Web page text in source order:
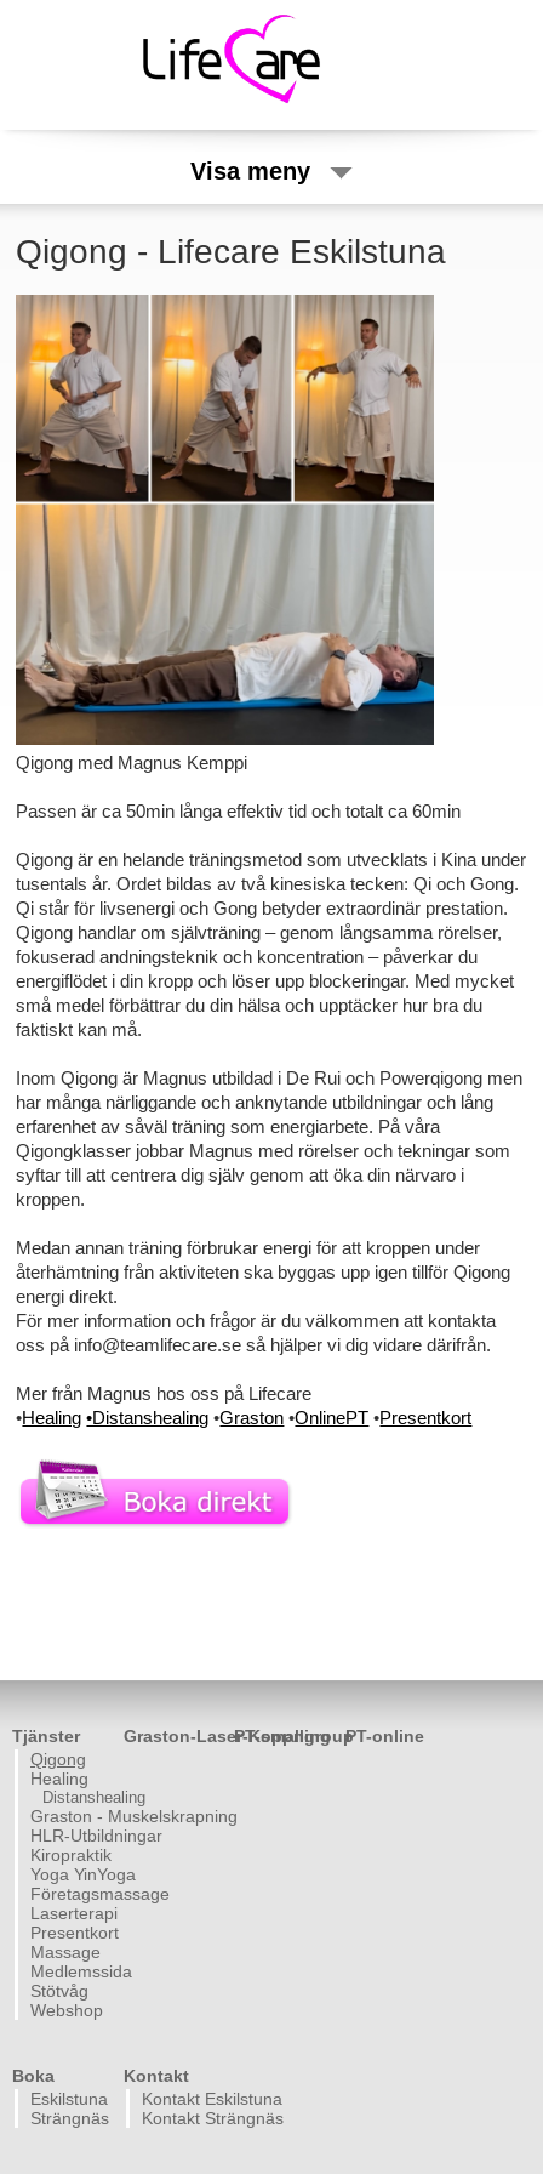
Visa meny
Qigong - Lifecare Eskilstuna
Qigong med Magnus Kemppi
Passen är ca 50min långa effektiv tid och totalt ca 60min
Qigong är en helande träningsmetod som utvecklats i Kina under
tusentals år. Ordet bildas av två kinesiska tecken: Qi och Gong.
Qi står för livsenergi och Gong betyder extraordinär prestation.
Qigong handlar om självträning – genom långsamma rörelser,
fokuserad andningsteknik och koncentration – påverkar du
energiflödet i din kropp och löser upp blockeringar. Med mycket
små medel förbättrar du din hälsa och upptäcker hur bra du
faktiskt kan må.
Inom Qigong är Magnus utbildad i De Rui och Powerqigong men
har många närliggande och anknytande utbildningar och lång
erfarenhet av såväl träning som energiarbete. På våra
Qigongklasser jobbar Magnus med rörelser och tekningar som
syftar till att centrera dig själv genom att öka din närvaro i
kroppen.
Medan annan träning förbrukar energi för att kroppen under
återhämtning från aktiviteten ska byggas upp igen tillför Qigong
energi direkt.
För mer information och frågor är du välkommen att kontakta
oss på info@teamlifecare.se så hjälper vi dig vidare därifrån.
Mer från Magnus hos oss på Lifecare
•Healing •Distanshealing •Graston •OnlinePT •Presentkort
Tjänster
Qigong
Healing
Distanshealing
Graston - Muskelskrapning
HLR-Utbildningar
Kiropraktik
Yoga YinYoga
Företagsmassage
Laserterapi
Presentkort
Massage
Medlemssida
Stötvåg
Webshop
Graston-Laser-Koppning
PT-smallgroupPT-online
Boka
Eskilstuna
Strängnäs
Kontakt
Kontakt Eskilstuna
Kontakt Strängnäs